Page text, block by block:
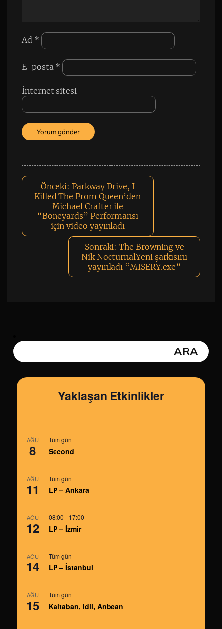
Ad *
E-posta *
İnternet sitesi
Önceki: Parkway Drive, I
Killed The Prom Queen’den
Michael Crafter ile
“Boneyards” Performansı
için video yayınladı
Sonraki: The Browning ve
Nik NocturnalYeni şarkısını
yayınladı “MISERY.exe”
Yaklaşan Etkinlikler
AĞU
8
Tüm gün
Second
AĞU
11
Tüm gün
LP – Ankara
AĞU
12
08:00 - 17:00
LP – İzmir
AĞU
14
Tüm gün
LP – İstanbul
AĞU
15
Tüm gün
Kaltaban, Idil, Anbean